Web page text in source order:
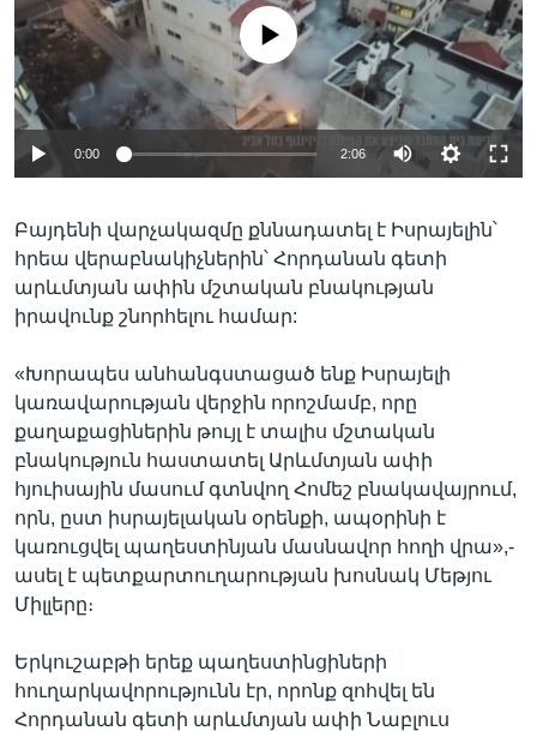
No media source currently available
0:00 2:06
Բայդենի վարչակազմը քննադատել է Իսրայելին՝
հրեա վերաբնակիչներին՝ Հորդանան գետի
արևմտյան ափին մշտական բնակության
իրավունք շնորհելու համար:
«Խորապես անհանգստացած ենք Իսրայելի
կառավարության վերջին որոշմամբ, որը
քաղաքացիներին թույլ է տալիս մշտական
բնակություն հաստատել Արևմտյան ափի
հյուիսային մասում գտնվող Հոմեշ բնակավայրում,
որն, ըստ իսրայելական օրենքի, ապօրինի է
կառուցվել պաղեստինյան մասնավոր հողի վրա»,-
ասել է պետքարտուղարության խոսնակ Մեթյու
Միլլերը։
Երկուշաբթի երեք պաղեստինցիների
հուղարկավորությունն էր, որոնք զոհվել են
Հորդանան գետի արևմտյան ափի Նաբլուս